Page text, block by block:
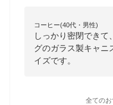
コーヒー(40代・男性)
しっかり密閉できて
グのガラス製キャニ
イズです。
全てのお